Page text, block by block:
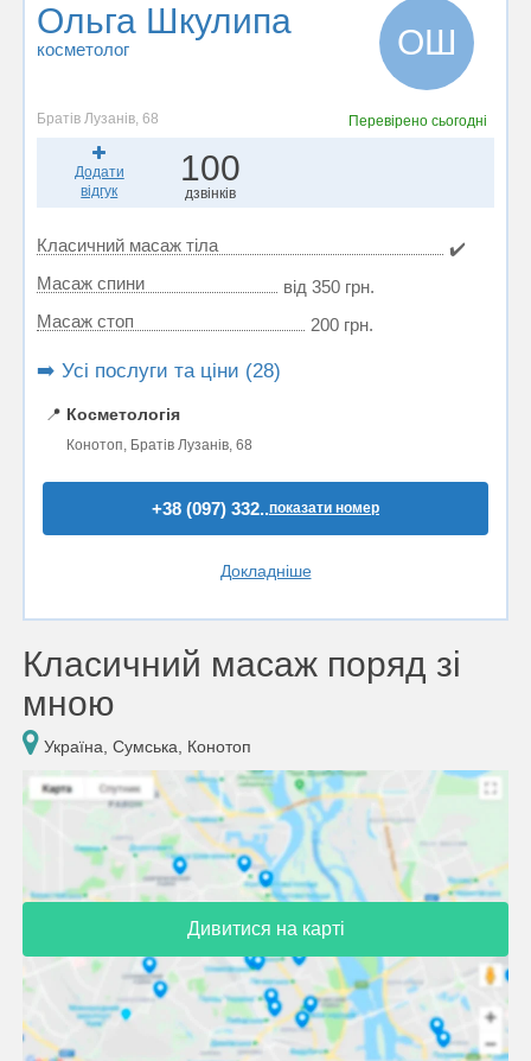
Ольга Шкулипа
косметолог ОШ
Братів Лузанів, 68 Перевіреносьогодні
Додати
відгук
100
дзвінків
Класичний масаж тіла
✔️
Масаж спини
від 350 грн.
Масаж стоп
200 грн.
➡️ Усі послуги та ціни (28)
📍 Косметологія
Конотоп, Братів Лузанів, 68
+38 (097) 332..показати номер
Докладніше
Класичний масаж поряд зі
мною
Україна, Сумська, Конотоп
Дивитися на карті